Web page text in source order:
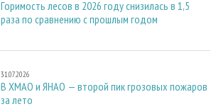
Горимость лесов в 2026 году снизилась в 1,5
раза по сравнению с прошлым годом
31.07.2026
В ХМАО и ЯНАО — второй пик грозовых пожаров
за лето